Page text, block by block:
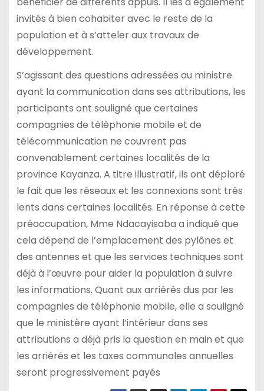
invités à bien cohabiter avec le reste de la
population et à s’atteler aux travaux de
développement.
S’agissant des questions adressées au ministre
ayant la communication dans ses attributions, les
participants ont souligné que certaines
compagnies de téléphonie mobile et de
télécommunication ne couvrent pas
convenablement certaines localités de la
province Kayanza. A titre illustratif, ils ont déploré
le fait que les réseaux et les connexions sont très
lents dans certaines localités. En réponse à cette
préoccupation, Mme Ndacayisaba a indiqué que
cela dépend de l’emplacement des pylônes et
des antennes et que les services techniques sont
déjà à l’œuvre pour aider la population à suivre
les informations. Quant aux arriérés dus par les
compagnies de téléphonie mobile, elle a souligné
que le ministère ayant l’intérieur dans ses
attributions a déjà pris la question en main et que
les arriérés et les taxes communales annuelles
seront progressivement payés